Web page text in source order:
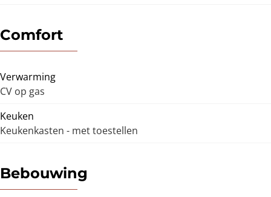
Comfort
Verwarming
CV op gas
Keuken
Keukenkasten - met toestellen
Bebouwing